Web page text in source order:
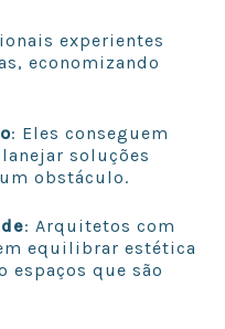
experientes
economizando
: Eles conseguem
soluções
obstáculo.
: Arquitetos com
equilibrar estética
espaços que são